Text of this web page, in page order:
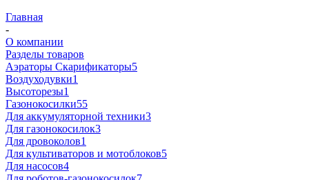
Главная
-
О компании
Разделы товаров
Аэраторы Скарификаторы5
Воздуходувки1
Высоторезы1
Газонокосилки55
Для аккумуляторной техники3
Для газонокосилок3
Для дровоколов1
Для культиваторов и мотоблоков5
Для насосов4